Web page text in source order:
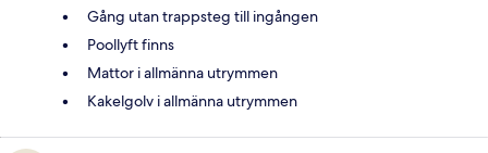
Gång utan trappsteg till ingången
Poollyft finns
Mattor i allmänna utrymmen
Kakelgolv i allmänna utrymmen